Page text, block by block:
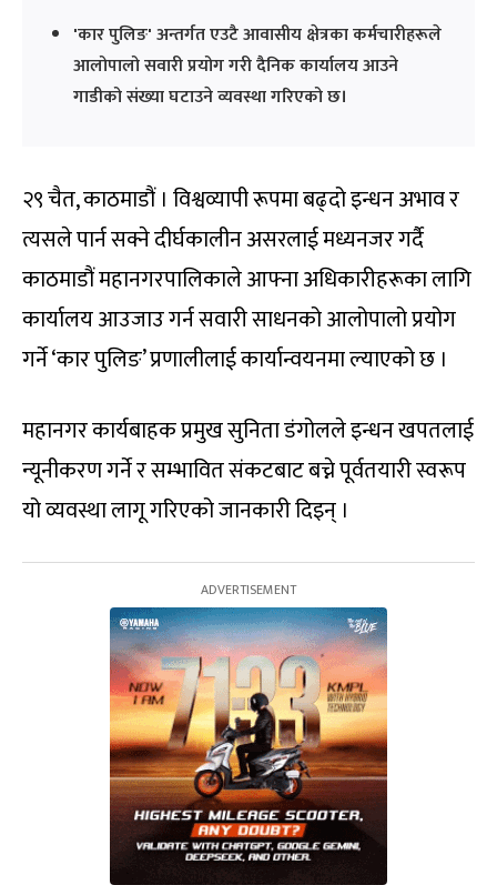
'कार पुलिङ' अन्तर्गत एउटै आवासीय क्षेत्रका कर्मचारीहरूले
आलोपालो सवारी प्रयोग गरी दैनिक कार्यालय आउने
गाडीको संख्या घटाउने व्यवस्था गरिएको छ।
२९ चैत, काठमाडौं । विश्वव्यापी रूपमा बढ्दो इन्धन अभाव र
त्यसले पार्न सक्ने दीर्घकालीन असरलाई मध्यनजर गर्दै
काठमाडौं महानगरपालिकाले आफ्ना अधिकारीहरूका लागि
कार्यालय आउजाउ गर्न सवारी साधनको आलोपालो प्रयोग
गर्ने ‘कार पुलिङ’ प्रणालीलाई कार्यान्वयनमा ल्याएको छ ।
महानगर कार्यबाहक प्रमुख सुनिता डंगोलले इन्धन खपतलाई
न्यूनीकरण गर्ने र सम्भावित संकटबाट बच्ने पूर्वतयारी स्वरूप
यो व्यवस्था लागू गरिएको जानकारी दिइन् ।